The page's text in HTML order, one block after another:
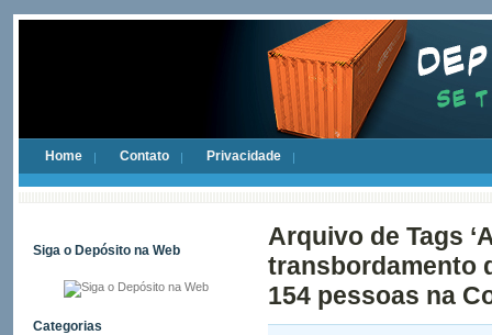
Home Contato Privacidade
Siga o Depósito na Web
Categorias
Arquivo de Tags
transbordamento
154 pessoas na